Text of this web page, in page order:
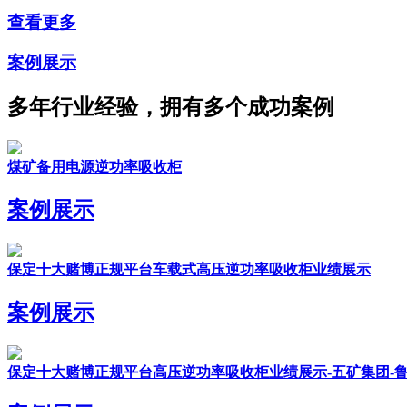
查看更多
案例展示
多年行业经验，拥有多个成功案例
煤矿备用电源逆功率吸收柜
案例展示
保定十大赌博正规平台车载式高压逆功率吸收柜业绩展示
案例展示
保定十大赌博正规平台高压逆功率吸收柜业绩展示-五矿集团-